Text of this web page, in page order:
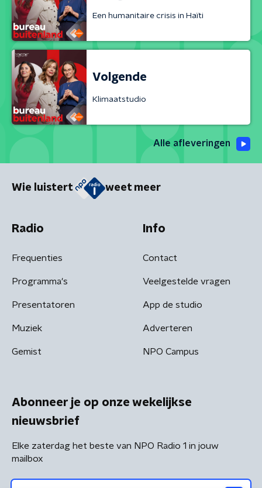
Een humanitaire crisis in Haïti
Volgende
Klimaatstudio
Alle afleveringen
Wie luistert weet meer
Radio
Frequenties
Programma's
Presentatoren
Muziek
Gemist
Info
Contact
Veelgestelde vragen
App de studio
Adverteren
NPO Campus
Abonneer je op onze wekelijkse
nieuwsbrief
Elke zaterdag het beste van NPO Radio 1 in jouw
mailbox